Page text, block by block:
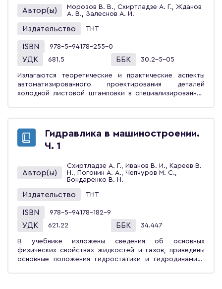
Автор(ы)
Морозов В. В., Схиртладзе А. Г., Жданов
А. В., Залеснов А. И.
Издательство ТНТ
ISBN 978-5-94178-255-0
УДК 681.5 ББК 30.2-5-05
Излагаются теоретические и практические аспекты
автоматизированного проектирования деталей
холодной листовой штамповки в специализированных
Учебное пособие предназначено для студентов вузов,
обучающихся по направлению «Конструкторско-
технологическое обеспечение машиностроительных
производств».
Гидравлика в машиностроении.
Ч. 1
Автор(ы)
Схиртладзе А. Г., Иванов В. И., Кареев В.
Н., Погонин А. А., Чепчуров М. С.,
Бондаренко В. Н.
Издательство ТНТ
ISBN 978-5-94178-182-9
УДК 621.22 ББК 34.447
В учебнике изложены сведения об основных
физических свойствах жидкостей и газов, приведены
основные положения гидростатики и гидродинамики